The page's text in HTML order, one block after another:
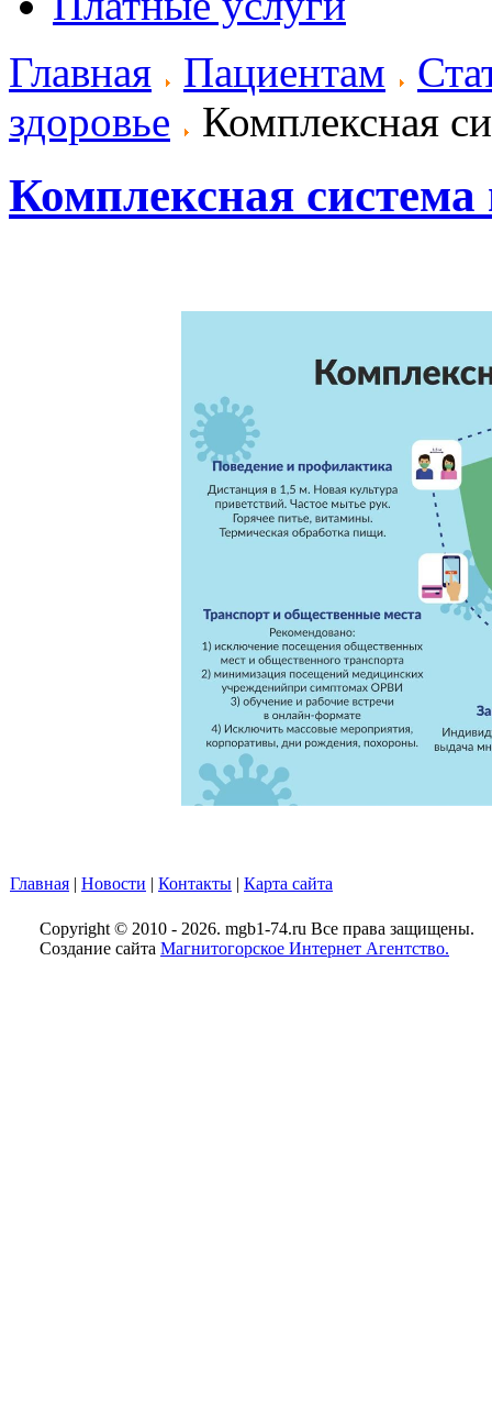
Главная
Пациентам
здоровье
Комплексная
Комплексная система
Главная | Новости | Контакты | Карта сайта
Copyright © 2010 - 2026. mgb1-74.ru Все права защищены.
Создание сайта Магнитогорское Интернет Агентство.